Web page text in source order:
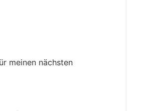
meinen nächsten